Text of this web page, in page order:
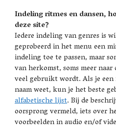
Indeling ritmes en dansen,
deze site?
Iedere indeling van genres is
geprobeerd in het menu een
indeling toe te passen, maar
van herkomst, soms meer
veel gebruikt wordt. Als je
naam weet, kun je het beste
alfabetische lijst. Bij de
oorsprong vermeld, iets over
voorbeelden in audio en/of